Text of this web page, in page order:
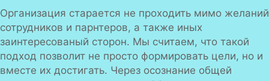
Организация старается не проходить мимо желаний
сотрудников и парнтеров, а также иных
заинтересованый сторон. Мы считаем, что такой
подход позволит не просто формировать цели, но и
вместе их достигать. Через осознание общей